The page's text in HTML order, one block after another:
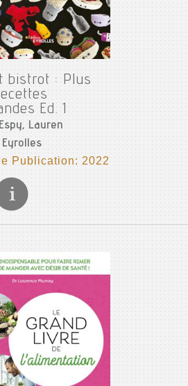
bistrot : Plus
Ed. 1
Espy, Lauren
Eyrolles
Publication: 2022